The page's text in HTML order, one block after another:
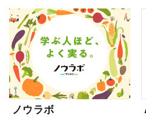
ノウラボ